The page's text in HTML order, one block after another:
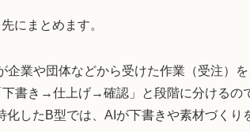
にまとめます。
企業や団体などから受けた作業（受注）
下書き→仕上げ→確認」と段階に分けるの
化したB型では、AIが下書きや素材づく